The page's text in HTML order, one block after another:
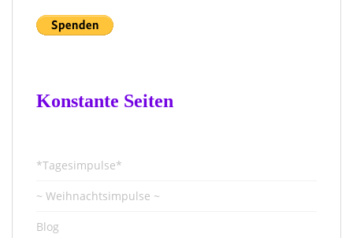
Konstante Seiten
*Tagesimpulse*
~ Weihnachtsimpulse ~
Blog